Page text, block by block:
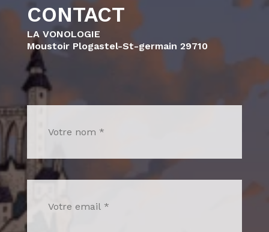
CONTACT
LA VONOLOGIE
Moustoir Plogastel-St-germain 29710